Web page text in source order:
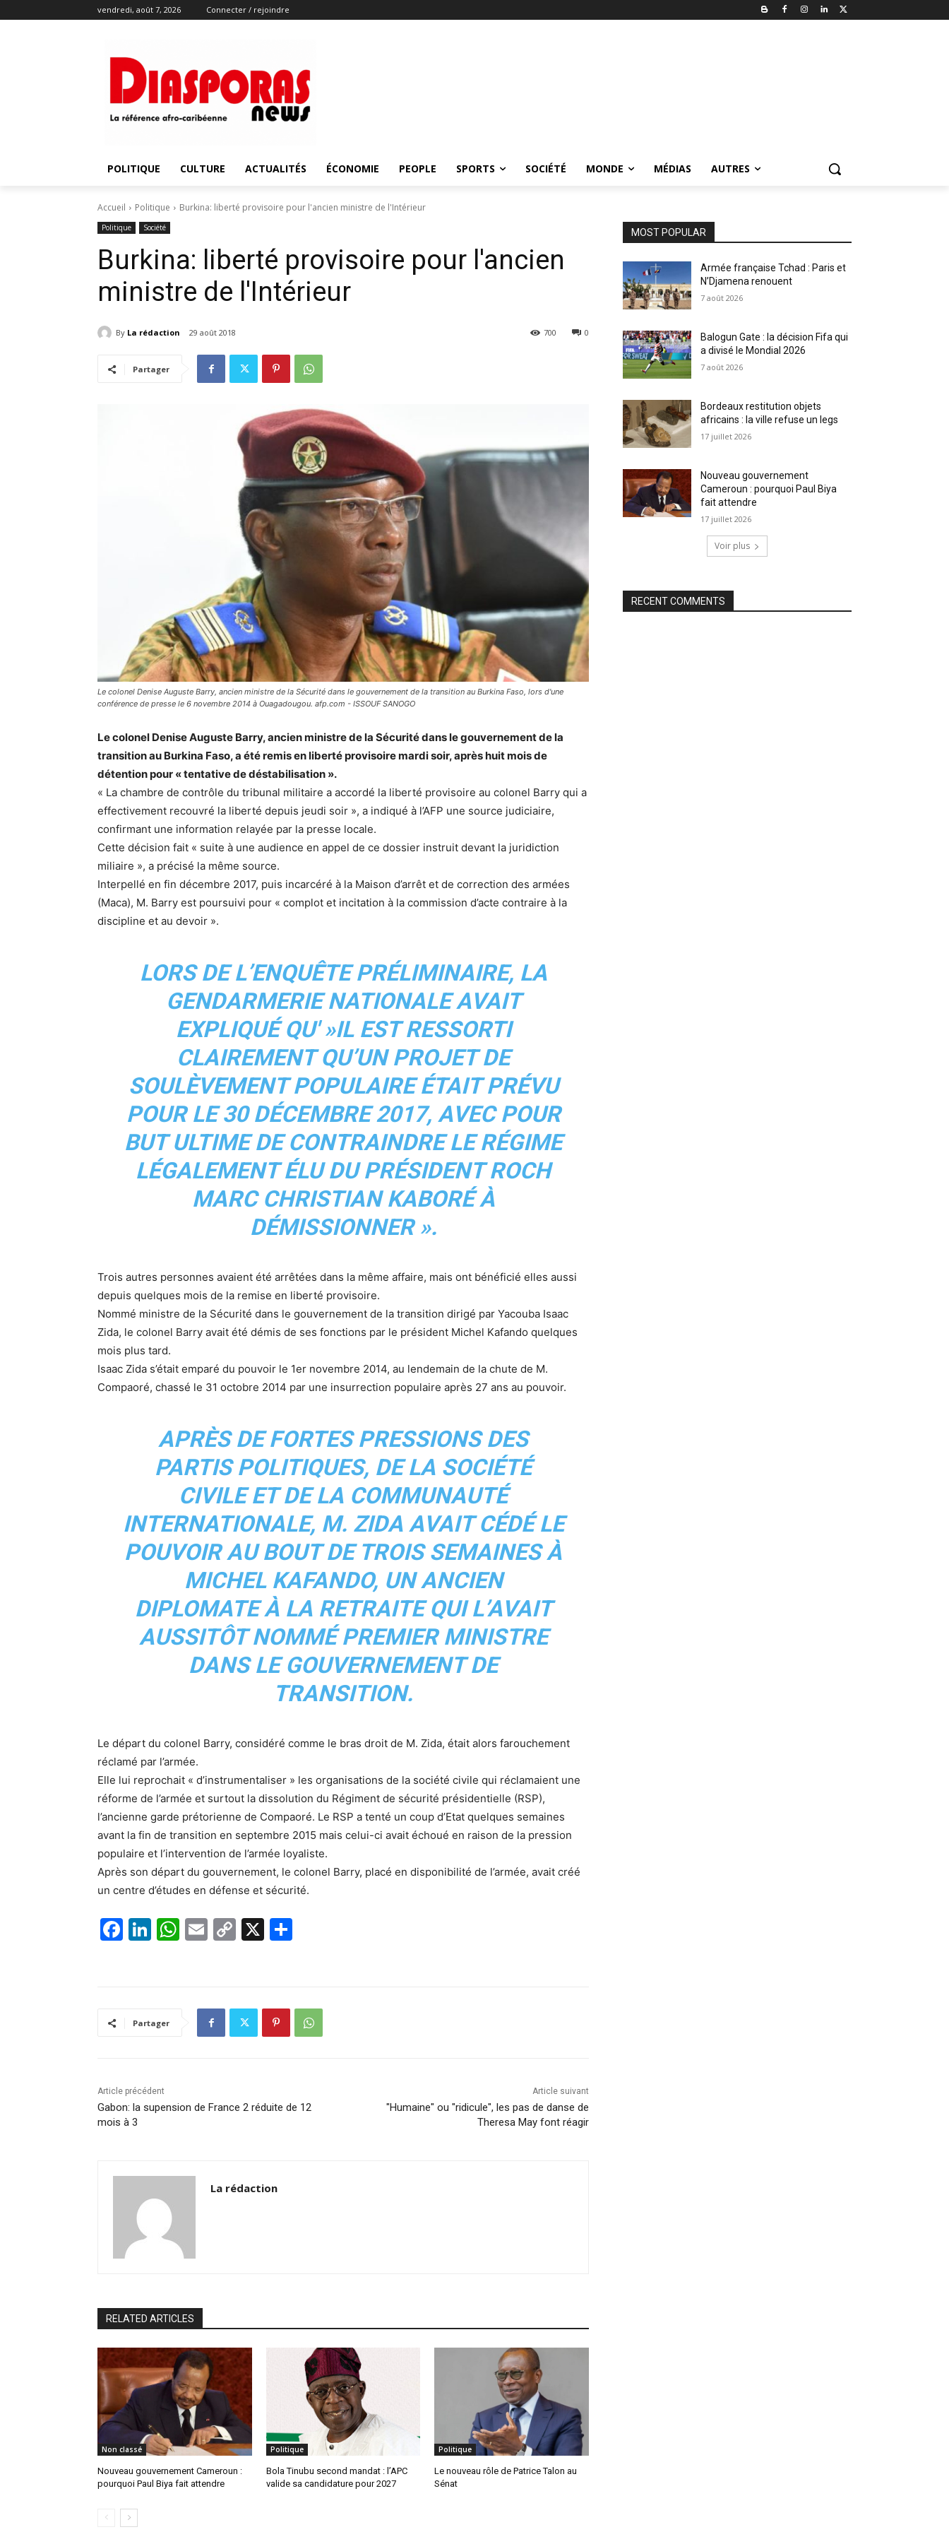
vendredi, août 7, 2026 Connecter / rejoindre
POLITIQUE CULTURE ACTUALITÉS ÉCONOMIE PEOPLE SPORTS SOCIÉTÉ MONDE MÉDIAS AUTRES
Accueil Politique Burkina: liberté provisoire pour l'ancien ministre de l'Intérieur
Politique Société
Burkina: liberté provisoire pour l'ancien
ministre de l'Intérieur
By La rédaction 29 août 2018 0
700
Partager
Le colonel Denise Auguste Barry, ancien ministre de la Sécurité dans le gouvernement de la transition au Burkina Faso, lors d'une
conférence de presse le 6 novembre 2014 à Ouagadougou. afp.com - ISSOUF SANOGO
Le colonel Denise Auguste Barry, ancien ministre de la Sécurité dans le gouvernement de la
transition au Burkina Faso, a été remis en liberté provisoire mardi soir, après huit mois de
détention pour « tentative de déstabilisation ».
« La chambre de contrôle du tribunal militaire a accordé la liberté provisoire au colonel Barry qui a
effectivement recouvré la liberté depuis jeudi soir », a indiqué à l’AFP une source judiciaire,
confirmant une information relayée par la presse locale.
Cette décision fait « suite à une audience en appel de ce dossier instruit devant la juridiction
miliaire », a précisé la même source.
Interpellé en fin décembre 2017, puis incarcéré à la Maison d’arrêt et de correction des armées
(Maca), M. Barry est poursuivi pour « complot et incitation à la commission d’acte contraire à la
discipline et au devoir ».
LORS DE L’ENQUÊTE PRÉLIMINAIRE, LA
GENDARMERIE NATIONALE AVAIT
EXPLIQUÉ QU' »IL EST RESSORTI
CLAIREMENT QU’UN PROJET DE
SOULÈVEMENT POPULAIRE ÉTAIT PRÉVU
POUR LE 30 DÉCEMBRE 2017, AVEC POUR
BUT ULTIME DE CONTRAINDRE LE RÉGIME
LÉGALEMENT ÉLU DU PRÉSIDENT ROCH
MARC CHRISTIAN KABORÉ À
DÉMISSIONNER ».
Trois autres personnes avaient été arrêtées dans la même affaire, mais ont bénéficié elles aussi
depuis quelques mois de la remise en liberté provisoire.
Nommé ministre de la Sécurité dans le gouvernement de la transition dirigé par Yacouba Isaac
Zida, le colonel Barry avait été démis de ses fonctions par le président Michel Kafando quelques
mois plus tard.
Isaac Zida s’était emparé du pouvoir le 1er novembre 2014, au lendemain de la chute de M.
Compaoré, chassé le 31 octobre 2014 par une insurrection populaire après 27 ans au pouvoir.
APRÈS DE FORTES PRESSIONS DES
PARTIS POLITIQUES, DE LA SOCIÉTÉ
CIVILE ET DE LA COMMUNAUTÉ
INTERNATIONALE, M. ZIDA AVAIT CÉDÉ LE
POUVOIR AU BOUT DE TROIS SEMAINES À
MICHEL KAFANDO, UN ANCIEN
DIPLOMATE À LA RETRAITE QUI L’AVAIT
AUSSITÔT NOMMÉ PREMIER MINISTRE
DANS LE GOUVERNEMENT DE
TRANSITION.
Le départ du colonel Barry, considéré comme le bras droit de M. Zida, était alors farouchement
réclamé par l’armée.
Elle lui reprochait « d’instrumentaliser » les organisations de la société civile qui réclamaient une
réforme de l’armée et surtout la dissolution du Régiment de sécurité présidentielle (RSP),
l’ancienne garde prétorienne de Compaoré. Le RSP a tenté un coup d’Etat quelques semaines
avant la fin de transition en septembre 2015 mais celui-ci avait échoué en raison de la pression
populaire et l’intervention de l’armée loyaliste.
Après son départ du gouvernement, le colonel Barry, placé en disponibilité de l’armée, avait créé
un centre d’études en défense et sécurité.
F
b
k
Li
dI
W E
C
Li
n
X
er
Partager
Article précédent
Gabon: la supension de France 2 réduite de 12
mois à 3
Article suivant
"Humaine" ou "ridicule", les pas de danse de
Theresa May font réagir
La rédaction
RELATED ARTICLES
Non classé
Nouveau gouvernement Cameroun :
pourquoi Paul Biya fait attendre
Politique
Bola Tinubu second mandat : l’APC
valide sa candidature pour 2027
Politique
Le nouveau rôle de Patrice Talon au
Sénat
MOST POPULAR
Armée française Tchad : Paris et
N’Djamena renouent
7 août 2026
Balogun Gate : la décision Fifa qui
a divisé le Mondial 2026
7 août 2026
Bordeaux restitution objets
africains : la ville refuse un legs
17 juillet 2026
Nouveau gouvernement
Cameroun : pourquoi Paul Biya
fait attendre
17 juillet 2026
Voir plus
RECENT COMMENTS